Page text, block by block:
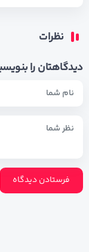
نظرات
دیدگاهتان را